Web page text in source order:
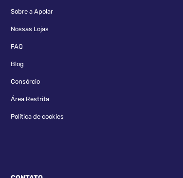
Sobre a Apolar
Nossas Lojas
FAQ
Blog
Consórcio
Área Restrita
Política de cookies